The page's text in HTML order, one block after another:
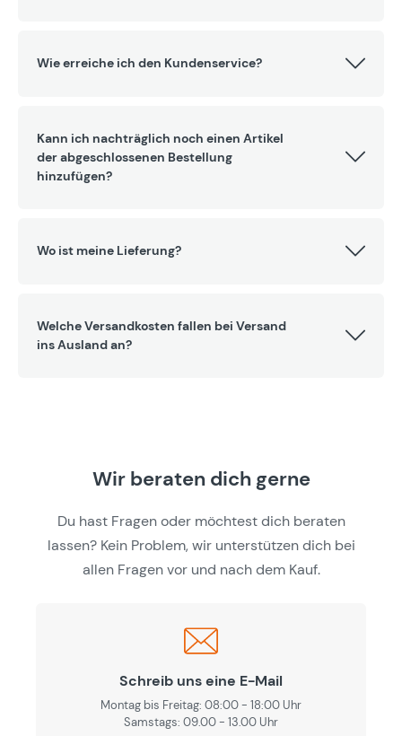
Wie erreiche ich den Kundenservice?
Kann ich nachträglich noch einen Artikel
der abgeschlossenen Bestellung
hinzufügen?
Wo ist meine Lieferung?
Welche Versandkosten fallen bei Versand
ins Ausland an?
Wir beraten dich gerne
Du hast Fragen oder möchtest dich beraten
lassen? Kein Problem, wir unterstützen dich bei
allen Fragen vor und nach dem Kauf.
Schreib uns eine E-Mail
Montag bis Freitag: 08:00 - 18:00 Uhr
Samstags: 09.00 - 13.00 Uhr